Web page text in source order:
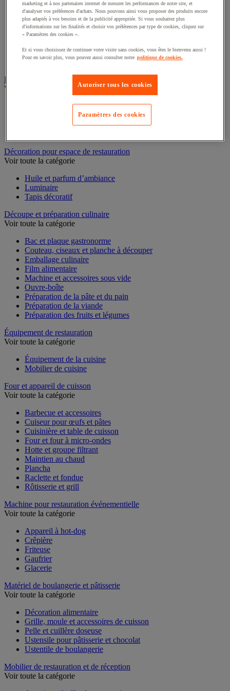
Casserole
Couvercle et accessoires
Marmite, cocotte et faitout
Plat à usage spécifique
Poêle
Buanderie
Voir toute la catégorie
Accessoires gros électroménager et buanderie
Sèche-linge
Décoration pour espace de restauration
Huile et parfum d’ambiance
Luminaire
Découpe et préparation culinaire
Bac et plaque gastronorme
Couteau, ciseaux et planche à découper
Emballage culinaire
Film alimentaire
Machine et accessoires sous vide
Ouvre-boîte
Préparation de la pâte et du pain
Préparation de la viande
Équipement de restauration
Équipement de la cuisine
Four et appareil de cuisson
Barbecue et accessoires
Cuiseur pour œufs et pâtes
Cuisinière et table de cuisson
Four et four à micro-ondes
Hotte et groupe filtrant
Maintien au chaud
Plancha
Raclette et fondue
Machine pour restauration événementielle
Appareil à hot-dog
Crêpière
Friteuse
Gaufrier
Matériel de boulangerie et pâtisserie
Décoration alimentaire
Grille, moule et accessoires de cuisson
Pelle et cuillère doseuse
Ustensile pour pâtisserie et chocolat
Mobilier de restauration et de réception
marketing et à nos partenaires internet de mesurer les performances de notre site, et
d'analyser vos préférences d'achats. Nous pouvons ainsi vous proposer des produits encore
plus adaptés à vos besoins et de la publicité appropriée. Si vous souhaitez plus
d'informations sur les finalités et choisir vos préférences par type de cookies, cliquez sur
« Paramètres des cookies ».
Et si vous choisissez de continuer votre visite sans cookies, vous êtes le bienvenu aussi !
Pour en savoir plus, vous pouvez aussi consulter notre politique de cookies.
Autoriser tous les cookies
Paramètres des cookies